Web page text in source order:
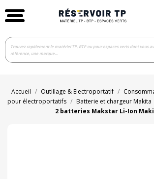
Accueil Outillage & Electroportatif
pour électroportatifs
Batterie et chargeur Makita
2 batteries Makstar Li-Ion